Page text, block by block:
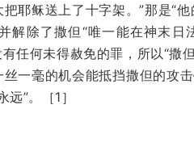
耶稣送上了十字架。”那是“
解除了撒但“唯一能在神末
何未得赦免的罪，所以“撒
丝一毫的机会能抵挡撒但的
”。［1］